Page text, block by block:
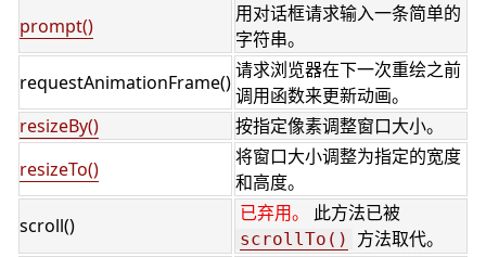
prompt()
用对话框请求输入一条简单的
字符串。
requestAnimationFrame()
请求浏览器在下一次重绘之前
调用函数来更新动画。
resizeBy()
按指定像素调整窗口大小。
resizeTo()
将窗口大小调整为指定的宽度
和高度。
scroll()
已弃用。 此方法已被
scrollTo()
方法取代。